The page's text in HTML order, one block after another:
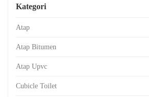
Kategori
Atap
Atap Bitumen
Atap Upvc
Cubicle Toilet